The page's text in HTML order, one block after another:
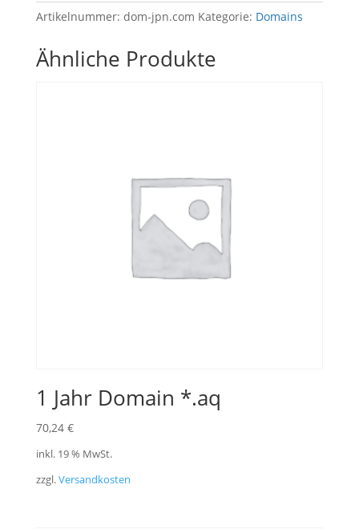
Menge
Artikelnummer: dom-jpn.com Kategorie: Domains
Ähnliche Produkte
1 Jahr Domain *.aq
70,24 €
inkl. 19 % MwSt.
zzgl.Versandkosten